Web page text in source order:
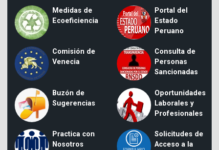
Medidas de
Ecoeficiencia
Portal del
Estado
Peruano
Comisión de
Venecia
Consulta de
Personas
Sancionadas
Buzón de
Sugerencias
Oportunidades
Laborales y
Profesionales
Practica con
Nosotros
Solicitudes de
Acceso a la